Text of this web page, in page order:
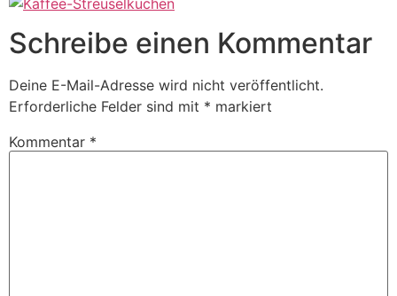
Schreibe einen Kommentar
Deine E-Mail-Adresse wird nicht veröffentlicht.
Erforderliche Felder sind mit * markiert
Kommentar *